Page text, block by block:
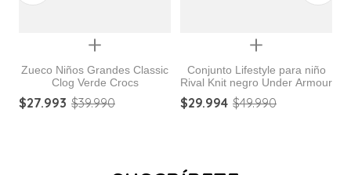
Quickview
Zueco Niños Grandes Classic
Clog Verde Crocs
$27.993 $39.990
Quickview
Conjunto Lifestyle para niño
Rival Knit negro Under Armour
$29.994 $49.990